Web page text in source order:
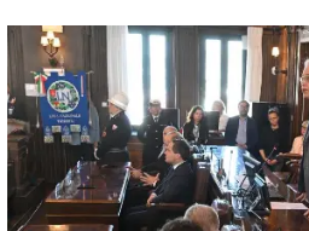
Založnik
Zadruga PD
Naročnine